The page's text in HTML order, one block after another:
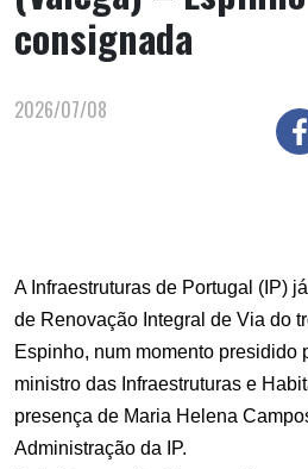
consignada
2026/07/08
A Infraestruturas de Portugal (IP)
de Renovação Integral de Via do
Espinho, num momento presidido
ministro das Infraestruturas e
presença de Maria Helena
Administração da IP.